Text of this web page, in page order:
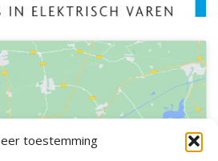
toestemming
cookies te accepteren